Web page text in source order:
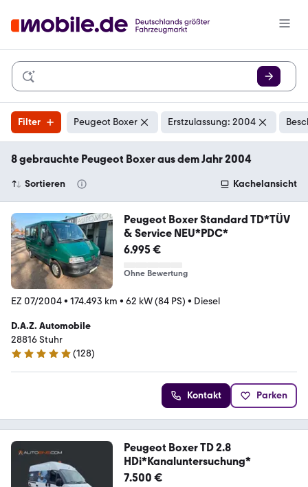
Filter Peugeot Boxer Erstzulassung: 2004
8 gebrauchte Peugeot Boxer aus dem Jahr 2004
Sortieren Kachelansicht
Peugeot Boxer Standard TD*TÜV
& Service NEU*PDC*
6.995 €
Ohne Bewertung
EZ 07/2004• 174.493 km • 62 kW (84 PS) • Diesel
D.A.Z. Automobile
28816 Stuhr
5 Sterne
(128)
Kontakt Parken
Peugeot Boxer TD 2.8
HDi*Kanaluntersuchung*
7.500 €